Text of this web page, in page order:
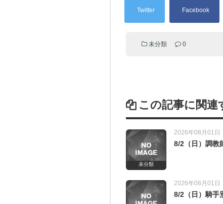
未分類 0
この記事に関連
未分類
2026年08月01日
8/2（日）調教
2026年08月01日
8/2（日）騎手